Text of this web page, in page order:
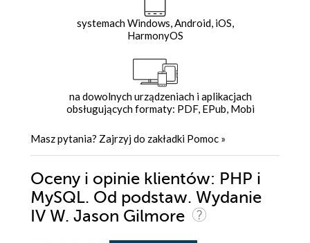
systemach Windows, Android, iOS,
HarmonyOS
na dowolnych urządzeniach i aplikacjach
obsługujących formaty: PDF, EPub, Mobi
Masz pytania? Zajrzyj do zakładki Pomoc »
Oceny i opinie klientów: PHP i
MySQL. Od podstaw. Wydanie
IV W. Jason Gilmore